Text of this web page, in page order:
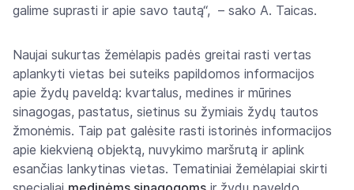
galime suprasti ir apie savo tautą“, – sako A. Taicas.
Naujai sukurtas žemėlapis padės greitai rasti vertas
aplankyti vietas bei suteiks papildomos informacijos
apie žydų paveldą: kvartalus, medines ir mūrines
sinagogas, pastatus, sietinus su žymiais žydų tautos
žmonėmis. Taip pat galėsite rasti istorinės informacijos
apie kiekvieną objektą, nuvykimo maršrutą ir aplink
esančias lankytinas vietas. Tematiniai žemėlapiai skirti